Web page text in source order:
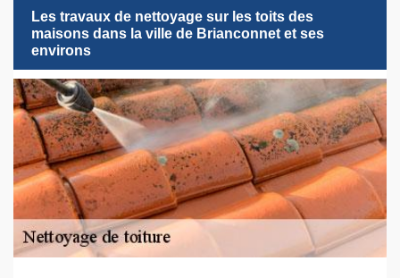
Les travaux de nettoyage sur les toits des
maisons dans la ville de Brianconnet et ses
environs